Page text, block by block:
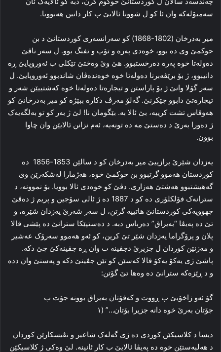
سه‌مبۆله‌که‌ وان ئا کو ل شوونا ئالایێ ب کار دانین هه‌بوویا.
میر به‌درخان (1802-1868) کو سه‌رانسه‌ری کوردستانێ د بن
حوکمێ وی ده‌ بوو، خوه‌دی په‌ره‌ و تۆپ و تفنگ بوو. ل سه‌ر ناڤێ
ده‌وله‌تا خوه‌ په‌ره‌ ده‌رخستبوو. هێ وێ وه‌ختێ تێکلی ب ئه‌وروپایێ ڕه‌
دانیبوو، ژ بۆ برێڤه‌برنا ده‌وله‌تا خوه‌ خوه‌نده‌ڤان شاندبوو ئه‌وروپایێ. ل
سه‌ر گۆلا وانێ ژ بۆ پاراستن و تیجاره‌تا ده‌وله‌تا خوه‌ کەشتییێن شه‌ر و
تیجاره‌تێ دابوو چێکرنێ. گه‌لۆ مه‌رڤ دکاره‌ ببێژه‌ کو میر به‌درخانێ کو
هه‌وقاس تشت کرییه‌، بێ ئالا به‌. بێگومان نا! لێ ژ به‌ر کو تو به‌لگه‌یه‌ک
ژ ده‌ورا به‌رێ د ده‌ستێ مه‌ ده‌ تونه‌یه‌، ئه‌م نزانن ئالایێن وان چاوا
بوون.
یه‌زدان شێرێ برازییێ میر به‌درخان کو د سالێن 1853-1856 ده‌
کوردستان هه‌موو گرتبوو بن حوکمێ خوه‌، هه‌ژمارا له‌شکه‌رێن وی
گه‌هیشتبوو هه‌شتێ هه‌زاری. دڤێ کو خوه‌دی ئالا بوویا. بۆ نموونه‌، د
سترانه‌ک فۆلکلۆری ده‌ کو د 1887 ده‌ ژ ئالی سۆجین و پریم ژ ده‌ڤێ
جهوویه‌کی کوردستانێ هاتییه‌ گرتن، ل سه‌ر شه‌رێ یه‌زدان شێره‌، و
تێ ده‌ په‌یڤا “به‌یراق” ده‌رباس دبه‌. د ده‌ستپێکا سترانێ ده‌ پێشی قالا
پلان و پرۆگراما یه‌زدان شێر تێ کرین، کو ئه‌و هه‌موو سه‌رۆک عه‌شیر
و مه‌زنێن کوردان ل جزیرێ دجڤینه‌ ب وان ڕه‌ جڤینه‌کێ چێ دکه‌.
پاشێ ژی یه‌کۆ یه‌کۆ قالا که‌سێن کو تێن جڤینێ دکه‌ و په‌سنێ وان دده‌
و د ڕێزه‌که‌ سترانێ ده‌ وه‌ها تێ گۆتن:
گۆ ئه‌و زاخۆیێ ب ڕووت و که‌ڤۆتان به‌یراق بوونه‌ جۆت ب
جۆتان به‌رێ خوه‌ دانه‌ جزیرا بۆتان…” (۱
دیسا د کلاسیکێن کوردی ده‌ ژی گه‌له‌ک شاعیر و نڤیسکارێن کوردان
د هه‌لبه‌ستێن خوه‌ ده‌ په‌یڤا ئالایێ ب کار ئانینه‌. لێ وه‌کی ژ کلاسیکێن